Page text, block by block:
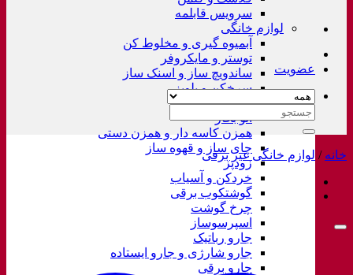
سرویس قابلمه
لوازم خانگی
آبمیوه گیری و مخلوط کن
توستر و مایکروفر
ساندویچ ساز و اسنک ساز
سرخکن و پلوپز
غذاساز
اتو بخار
همزن کاسه دار و همزن دستی
چای ساز و قهوه ساز
زودپز
خردکن و آسیاب
گوشتکوب برقی
چرخ گوشت
اسپرسوساز
جارو رباتیک
جارو شارژی و جارو ایستاده
جارو برقی
عضویت
جستجو
خانه / لوازم خانگی غیر برقی